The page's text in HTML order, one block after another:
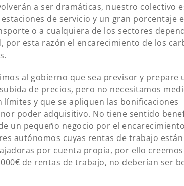
a ser dramáticas, nuestro colectivo
de servicio y un gran porcentaje
o a cualquiera de los sectores
por esta razón el encarecimiento de los
al gobierno que sea previsor y prepare
de precios, pero no necesitamos
y que se apliquen las bonificaciones
poder adquisitivo. No tiene sentido
un pequeño negocio por el
autónomos cuyas rentas de trabajo
por cuenta propia, por ello
de rentas de trabajo, no deberían ser